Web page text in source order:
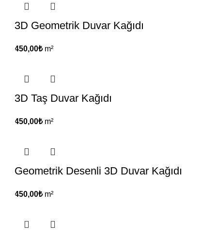
3D Geometrik Duvar Kağıdı
450,00₺m²
3D Taş Duvar Kağıdı
450,00₺m²
Geometrik Desenli 3D Duvar Kağıdı
450,00₺m²